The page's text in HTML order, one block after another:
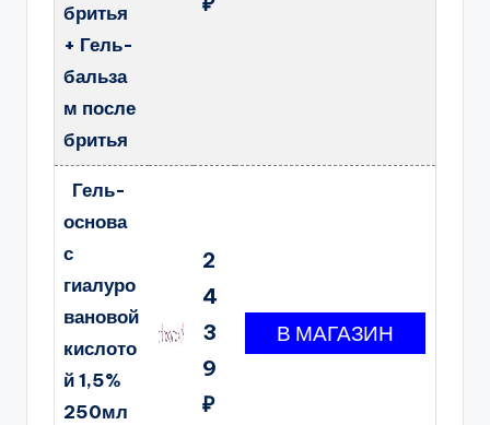
бритья
+ Гель-
бальза
м после
бритья
Гель-
основа
с
гиалуро
вановой
кислото
й 1,5%
250мл
2
4
3
9
₽